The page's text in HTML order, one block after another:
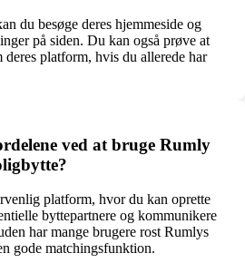
du besøge deres hjemmeside og
på siden. Du kan også prøve at
deres platform, hvis du allerede har
ved at bruge Rumly
platform, hvor du kan oprette
byttepartnere og kommunikere
har mange brugere rost Rumlys
gode matchingsfunktion.